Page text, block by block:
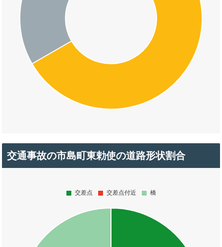
交通事故の市島町東勅使の道路形状割合